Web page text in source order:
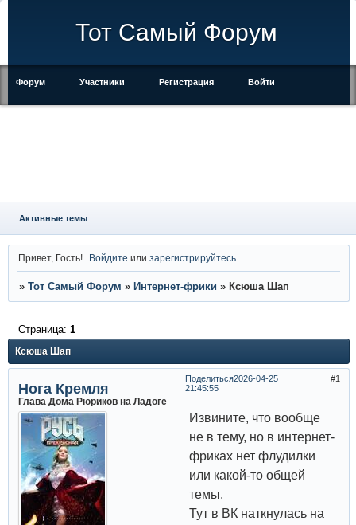
Тот Самый Форум
Форум Участники Регистрация Войти
Активные темы
Привет, Гость! Войдите илизарегистрируйтесь
» Тот Самый Форум » Интернет-фрики » Ксюша Шап
Ксюша Шап
Страница: 1
Поделиться 1
2026-04-25
21:45:55
Нога Кремля
Глава Дома Рюриков на Ладоге
Извините, что вообще
не в тему, но в интернет-
фриках нет флудилки
или какой-то общей
темы.
Тут в ВК наткнулась на